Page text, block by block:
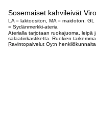
Sosemaiset kahvileivät
LA = laktoositon, MA = maidoton,
= Sydänmerkki-ateria
Aterialla tarjotaan ruokajuoma, leipä
salaatinkastiketta. Ruokien
Ravintopalvelut Oy:n